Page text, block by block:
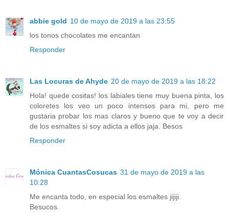
abbie gold 10 de mayo de 2019 a las 23:55
los tonos chocolates me encantan
Responder
Las Locuras de Ahyde 20 de mayo de 2019 a las 18:22
Hola! quede cositas! los labiales tiene muy buena pinta, los
coloretes los veo un poco intensos para mi, pero me
gustaria probar los mas claros y bueno que te voy a decir
de los esmaltes si soy adicta a ellos jaja. Besos
Responder
Mónica CuantasCosucas 31 de mayo de 2019 a las
10:28
Me encanta todo, en especial los esmaltes jijiji.
Besucos.